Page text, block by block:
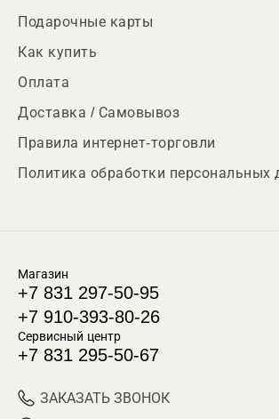
Подарочные карты
Как купить
Оплата
Доставка / Самовывоз
Правила интернет-торговли
Политика обработки персональных
Магазин
+7 831 297-50-95
+7 910-393-80-26
Сервисный центр
+7 831 295-50-67
ЗАКАЗАТЬ ЗВОНОК